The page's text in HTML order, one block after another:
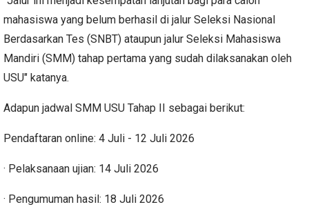
mahasiswa yang belum berhasil di jalur Seleksi Nasional
Berdasarkan Tes (SNBT) ataupun jalur Seleksi Mahasiswa
Mandiri (SMM) tahap pertama yang sudah dilaksanakan oleh
USU" katanya.
Adapun jadwal SMM USU Tahap II sebagai berikut:
Pendaftaran online: 4 Juli - 12 Juli 2026
· Pelaksanaan ujian: 14 Juli 2026
· Pengumuman hasil: 18 Juli 2026